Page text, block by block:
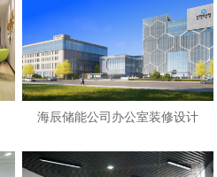
海辰储能公司办公室装修设计